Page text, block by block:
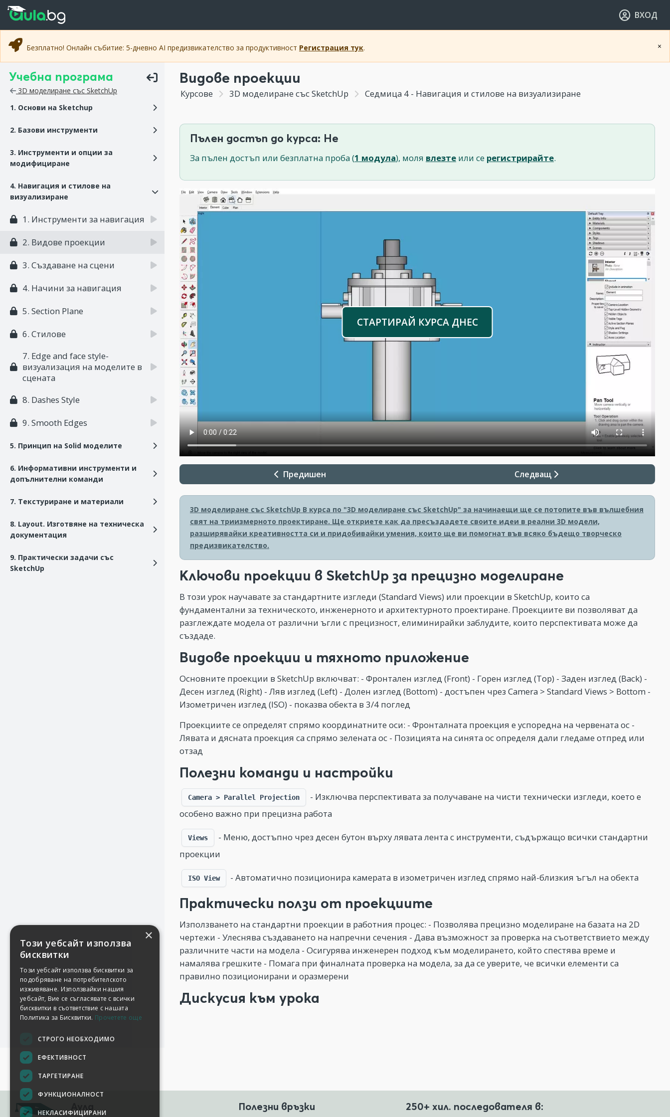
Прескочи към основното съдържание
Прескочи към навигацията
ВХОД
×
Безплатно! Онлайн събитие: 5-дневно AI предизвикателство за продуктивност Регистрация тук.
Учебна програма
3D моделиране със SketchUp
1. Основи на Sketchup
2. Базови инструменти
3. Инструменти и опции за
модифициране
4. Навигация и стилове на
визуализиране
1. Инструменти за навигация
2. Видове проекции
3. Създаване на сцени
4. Начини за навигация
5. Section Plane
6. Стилове
7. Edge and face style-
визуализация на моделите в
сцената
8. Dashes Style
9. Smooth Edges
5. Принцип на Solid моделите
6. Информативни инструменти и
допълнителни команди
7. Текстуриране и материали
8. Layout. Изготвяне на техническа
документация
9. Практически задачи със
SketchUp
Видове проекции
Курсове 3D моделиране със SketchUp Седмица 4 - Навигация и стилове на визуализиране
Пълен достъп до курса: Не
За пълен достъп или безплатна проба (1 модула), моля влезте или се регистрирайте.
СТАРТИРАЙ КУРСА ДНЕС
Предишен Следващ
3D моделиране със SketchUp В курса по "3D моделиране със SketchUp" за начинаещи ще се потопите във вълшебния
свят на триизмерното проектиране. Ще откриете как да пресъздадете своите идеи в реални 3D модели,
разширявайки креативността си и придобивайки умения, които ще ви помогнат във всяко бъдещо творческо
предизвикателство.
Ключови проекции в SketchUp за прецизно моделиране
В този урок научавате за стандартните изгледи (Standard Views) или проекции в SketchUp, които са
фундаментални за техническото, инженерното и архитектурното проектиране. Проекциите ви позволяват да
разглеждате модела от различни ъгли с прецизност, елиминирайки заблудите, които перспективата може да
създаде.
Видове проекции и тяхното приложение
Основните проекции в SketchUp включват: - Фронтален изглед (Front) - Горен изглед (Top) - Заден изглед (Back) -
Десен изглед (Right) - Ляв изглед (Left) - Долен изглед (Bottom) - достъпен чрез Camera > Standard Views > Bottom -
Изометричен изглед (ISO) - показва обекта в 3/4 поглед
Проекциите се определят спрямо координатните оси: - Фронталната проекция е успоредна на червената ос -
Лявата и дясната проекция са спрямо зелената ос - Позицията на синята ос определя дали гледаме отпред или
отзад
Полезни команди и настройки
Camera > Parallel Projection
- Изключва перспективата за получаване на чисти технически изгледи, което е
особено важно при прецизна работа
Views
- Меню, достъпно чрез десен бутон върху лявата лента с инструменти, съдържащо всички стандартни
проекции
ISO View - Автоматично позиционира камерата в изометричен изглед спрямо най-близкия ъгъл на обекта
Практически ползи от проекциите
Използването на стандартни проекции в работния процес: - Позволява прецизно моделиране на базата на 2D
чертежи - Улеснява създаването на напречни сечения - Дава възможност за проверка на съответствието между
различните части на модела - Осигурява инженерен подход към моделирането, който спестява време и
намалява грешките - Помага при финалната проверка на модела, за да се уверите, че всички елементи са
правилно позиционирани и оразмерени
Дискусия към урока
Полезни връзки 250+ хил. последователя в:
×
Този уебсайт използва
бисквитки
Този уебсайт използва бисквитки за
подобряване на потребителското
изживяване. Използвайки нашия
уебсайт, Вие се съгласявате с всички
бисквитки в съответствие с нашата
Политика за Бисквитки. Прочетете още
СТРОГО НЕОБХОДИМО
ЕФЕКТИВНОСТ
ТАРГЕТИРАНЕ
ФУНКЦИОНАЛНОСТ
НЕКЛАСИФИЦИРАНИ